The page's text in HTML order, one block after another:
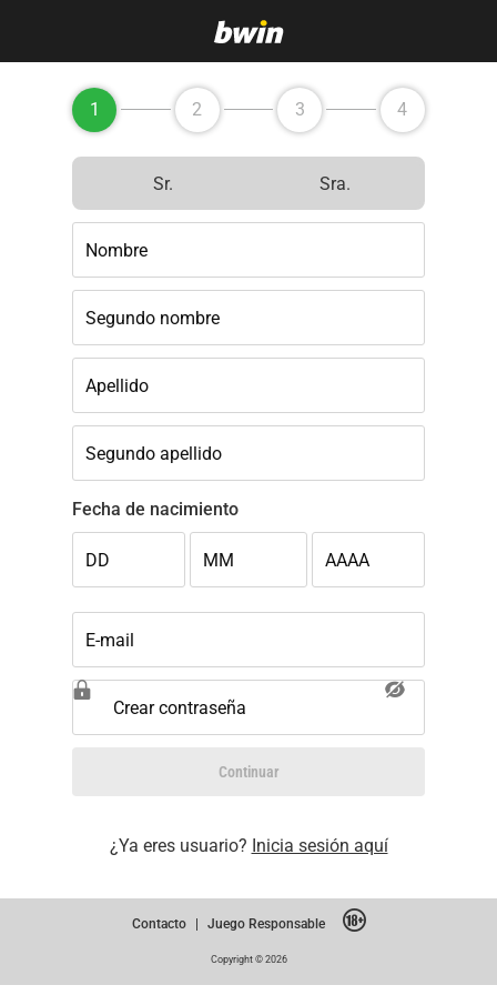
1 2 3 4
Sr. Sra.
Nombre
Segundo nombre
Apellido
Segundo apellido
Fecha de nacimiento
DD MM AAAA
E-mail
Crear contraseña
Continuar
¿Ya eres usuario? Inicia sesión aquí
Contacto | Juego Responsable
Copyright © 2026